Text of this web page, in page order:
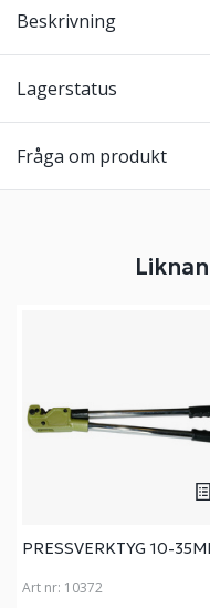
Beskrivning
Lagerstatus
Fråga om produkt
PRESSVERKTYG 10-
Art nr: 10372